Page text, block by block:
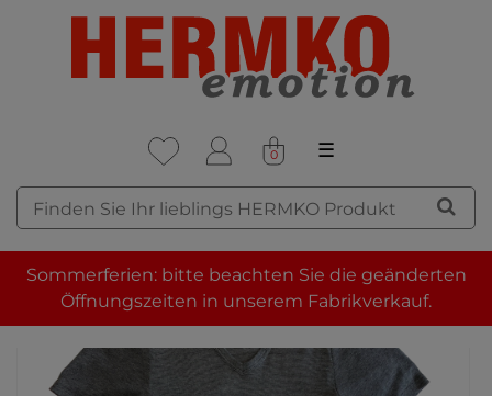
0 ☰
Sommerferien: bitte beachten Sie die geänderten
Öffnungszeiten in unserem Fabrikverkauf.